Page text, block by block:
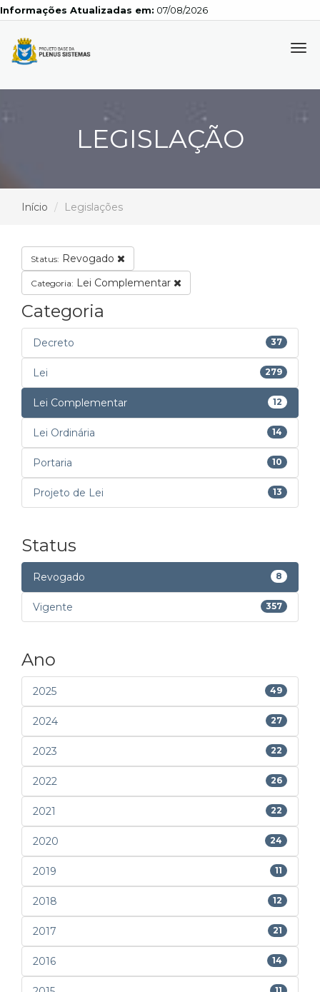
Atualizadas em: 07/08/2026
LEGISLAÇÃO
Início Legislações
Status: Revogado
Categoria: Lei Complementar
Categoria
Decreto 37
Lei 279
Lei Complementar 12
Lei Ordinária 14
Portaria 10
Projeto de Lei 13
Status
Revogado 8
Vigente 357
Ano
2025 49
2024 27
2023 22
2022 26
2021 22
2020 24
2019 11
2018 12
2017 21
2016 14